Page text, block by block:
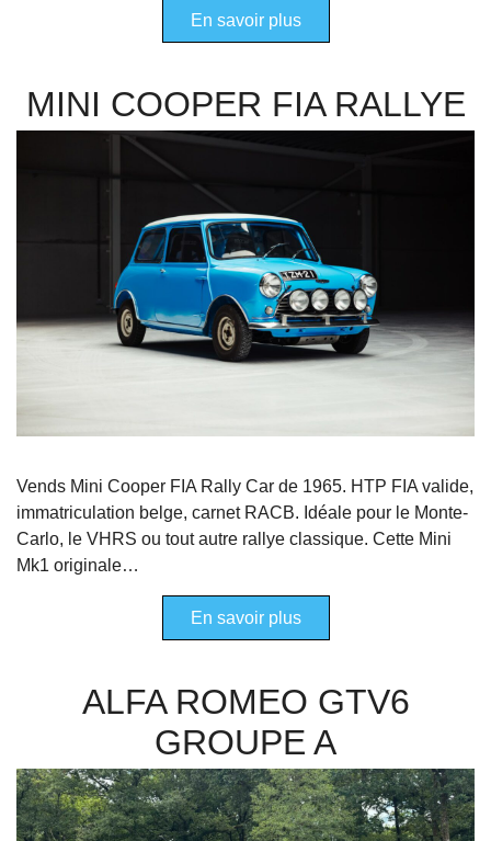
En savoir plus
MINI COOPER FIA RALLYE
Vends Mini Cooper FIA Rally Car de 1965. HTP FIA valide,
immatriculation belge, carnet RACB. Idéale pour le Monte-
Carlo, le VHRS ou tout autre rallye classique. Cette Mini
Mk1 originale…
En savoir plus
ALFA ROMEO GTV6
GROUPE A